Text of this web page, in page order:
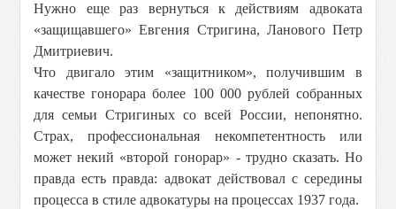
Нужно еще раз вернуться к действиям адвоката
«защищавшего» Евгения Стригина, Ланового Петр
Дмитриевич.
Что двигало этим «защитником», получившим в
качестве гонорара более 100 000 рублей собранных
для семьи Стригиных со всей России, непонятно.
Страх, профессиональная некомпетентность или
может некий «второй гонорар» - трудно сказать. Но
правда есть правда: адвокат действовал с середины
процесса в стиле адвокатуры на процессах 1937 года.